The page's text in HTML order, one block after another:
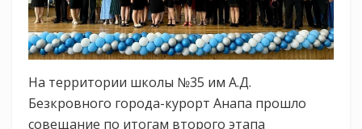
На территории школы №35 им А.Д.
Безкровного города-курорт Анапа прошло
совещание по итогам второго этапа